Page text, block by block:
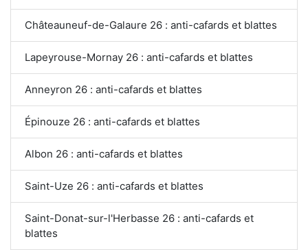
Châteauneuf-de-Galaure 26 : anti-cafards et blattes
Lapeyrouse-Mornay 26 : anti-cafards et blattes
Anneyron 26 : anti-cafards et blattes
Épinouze 26 : anti-cafards et blattes
Albon 26 : anti-cafards et blattes
Saint-Uze 26 : anti-cafards et blattes
Saint-Donat-sur-l'Herbasse 26 : anti-cafards et
blattes